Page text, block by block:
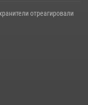
отреагировали